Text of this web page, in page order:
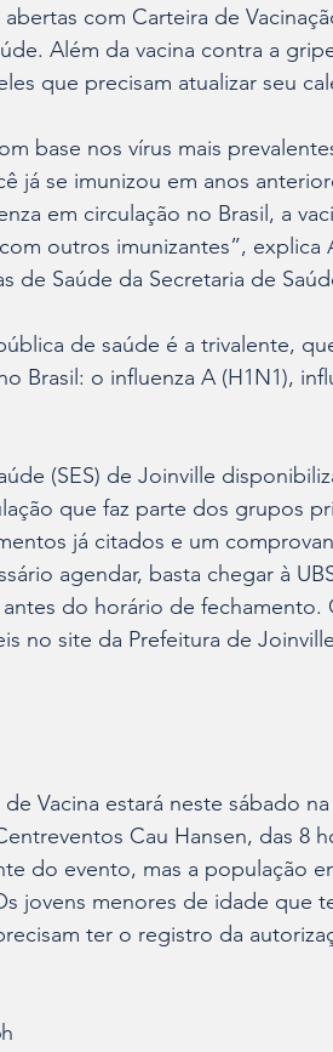
com Carteira de
Além da vacina contra a
que precisam atualizar seu
base nos vírus mais
já se imunizou em anos
em circulação no Brasil, a
outros imunizantes”, explica
de Saúde da Secretaria de
de saúde é a trivalente,
Brasil: o influenza A (H1N1),
(SES) de Joinville
que faz parte dos grupos
já citados e um
agendar, basta chegar à
do horário de
no site da Prefeitura de
Vacina estará neste sábado
Cau Hansen, das 8
do evento, mas a população
jovens menores de idade que
ter o registro da